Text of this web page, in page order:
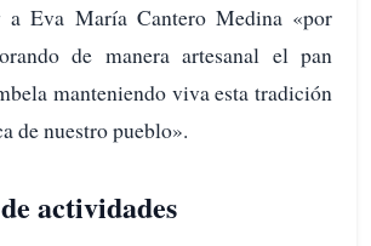
a Eva María Cantero Medina «por
de manera artesanal el pan
manteniendo viva esta tradición
de nuestro pueblo».
actividades